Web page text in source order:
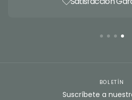
BOLETÍN
Suscríbete a